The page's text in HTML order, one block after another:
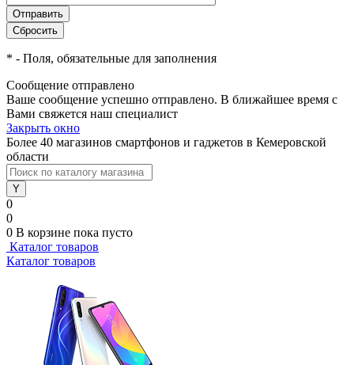
* - Поля, обязательные для заполнения
Сообщение отправлено
Ваше сообщение успешно отправлено. В ближайшее время с
Вами свяжется наш специалист
Закрыть окно
Более 40 магазинов смартфонов и гаджетов в Кемеровской
области
0
0
0 В корзине пока пусто
Каталог товаров
Каталог товаров